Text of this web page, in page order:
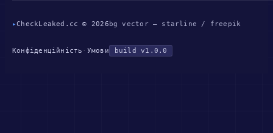
▸CheckLeaked.cc © 2026 bg vector — starline / freepik
Конфіденційність · Умови build v1.0.0